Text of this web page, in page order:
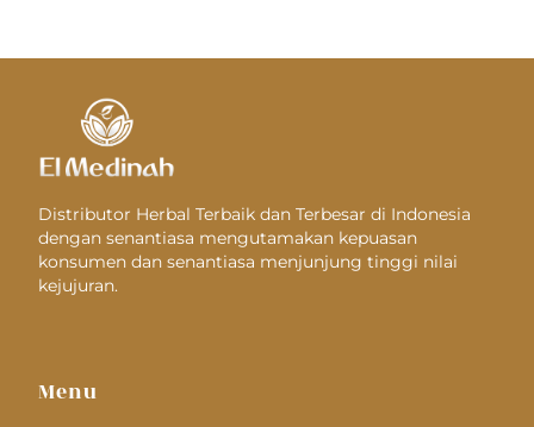
Distributor Herbal Terbaik dan Terbesar di Indonesia
dengan senantiasa mengutamakan kepuasan
konsumen dan senantiasa menjunjung tinggi nilai
kejujuran.
Menu